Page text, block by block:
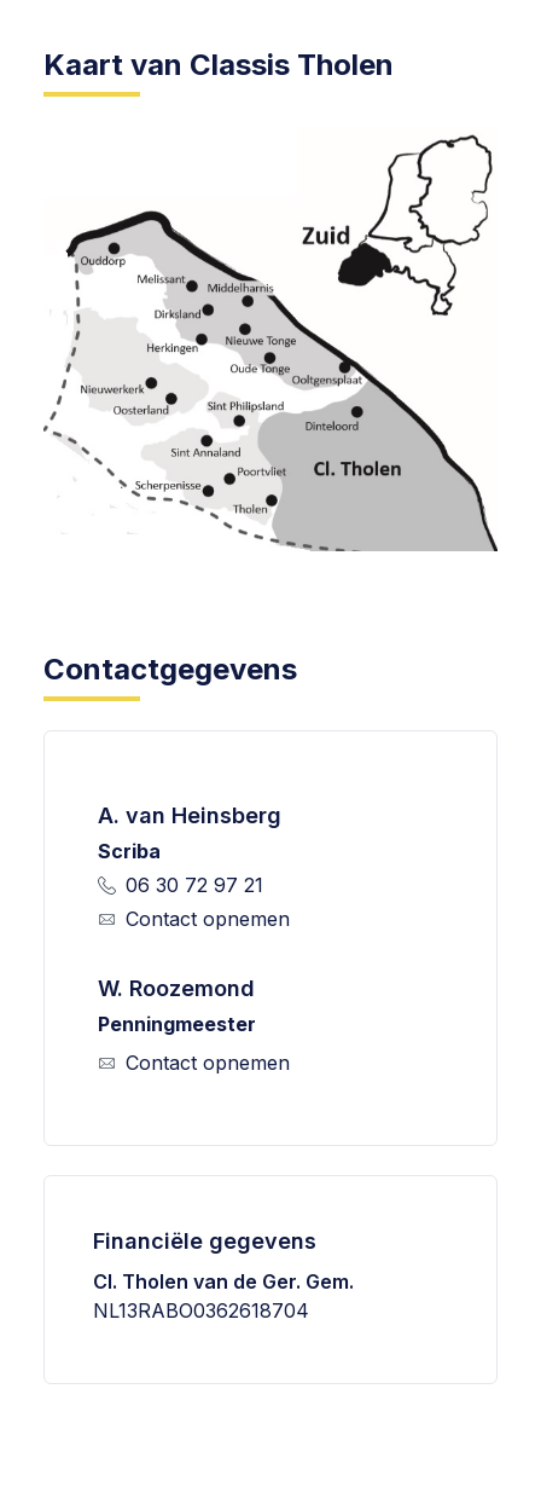
Kaart van Classis Tholen
Contactgegevens
A. van Heinsberg
Scriba
06 30 72 97 21
Contact opnemen
W. Roozemond
Penningmeester
Contact opnemen
Financiële gegevens
Cl. Tholen van de Ger. Gem.
NL13RABO0362618704